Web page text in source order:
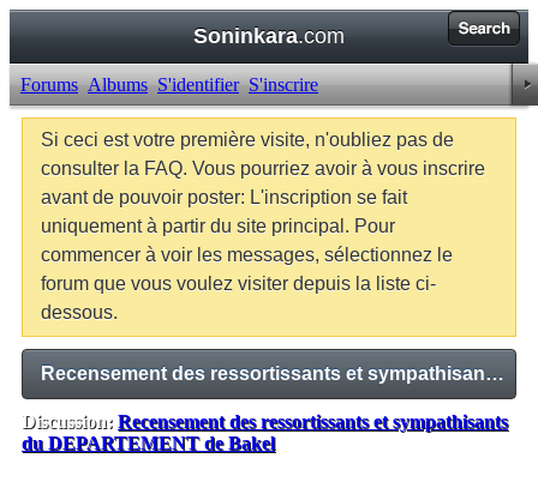
Soninkara.com
Forums Albums S'identifier S'inscrire
Si ceci est votre première visite, n'oubliez pas de
consulter la FAQ. Vous pourriez avoir à vous inscrire
avant de pouvoir poster: L'inscription se fait
uniquement à partir du site principal. Pour
commencer à voir les messages, sélectionnez le
forum que vous voulez visiter depuis la liste ci-
dessous.
Recensement des ressortissants et sympathisants du DEPARTEMENT de Bakel
Discussion: Recensement des ressortissants et sympathisants
du DEPARTEMENT de Bakel